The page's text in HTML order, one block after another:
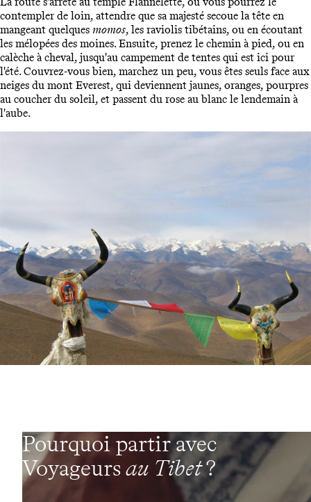
contempler de loin, attendre que sa majesté secoue la tête en
mangeant quelques momos, les raviolis tibétains, ou en écoutant
les mélopées des moines. Ensuite, prenez le chemin à pied, ou en
calèche à cheval, jusqu'au campement de tentes qui est ici pour
l'été. Couvrez-vous bien, marchez un peu, vous êtes seuls face aux
neiges du mont Everest, qui deviennent jaunes, oranges, pourpres
au coucher du soleil, et passent du rose au blanc le lendemain à
l'aube.
Pourquoi partir avec
Voyageurs au Tibet?